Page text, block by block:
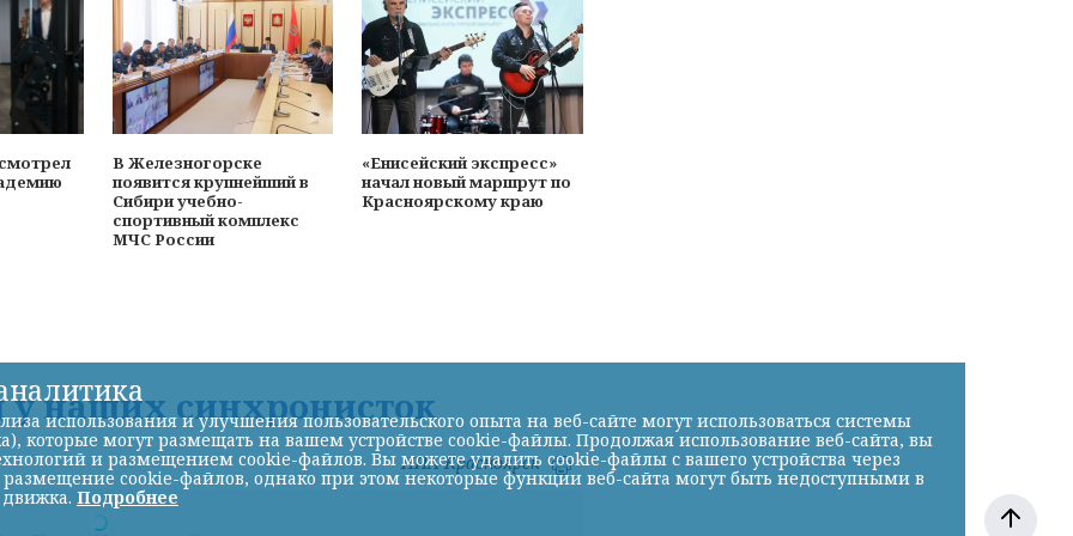
В Железногорске
появится крупнейший в
Сибири учебно-
спортивный комплекс
МЧС России
«Енисейский экспресс»
начал новый маршрут по
Красноярскому краю
у наших синхронисток
НИА-Красноярск
использования и улучшения пользовательского опыта на веб-сайте могут использоваться системы
которые могут размещать на вашем устройстве cookie-файлы. Продолжая использование веб-сайта, вы
и размещением cookie-файлов. Вы можете удалить cookie-файлы с вашего устройства через
размещение cookie-файлов, однако при этом некоторые функции веб-сайта могут быть недоступными в
Подробнее